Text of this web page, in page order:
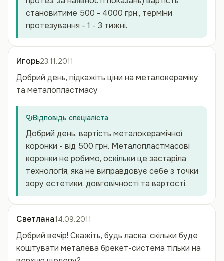
становитиме 500 - 4000 грн., терміни
протезування - 1 - 3 тижні.
Игорь23.11.2011
Добрий день, підкажіть ціни на металокераміку
та металопластмасу
Відповідь спеціаліста
Добрий день, вартість металокерамічної
коронки - від 500 грн. Металопластмасові
коронки не робимо, оскільки це застаріла
технологія, яка не виправдовує себе з точки
зору естетики, довговічності та вартості.
Светлана14.09.2011
Добрий вечір! Скажіть, будь ласка, скільки буде
коштувати металева брекет-система тільки на